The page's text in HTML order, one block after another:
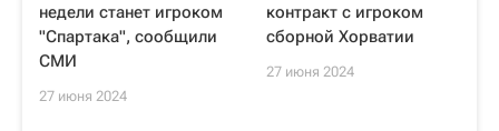
недели станет игроком
"Спартака", сообщили
СМИ
27 июня 2024
контракт с игроком
сборной Хорватии
27 июня 2024